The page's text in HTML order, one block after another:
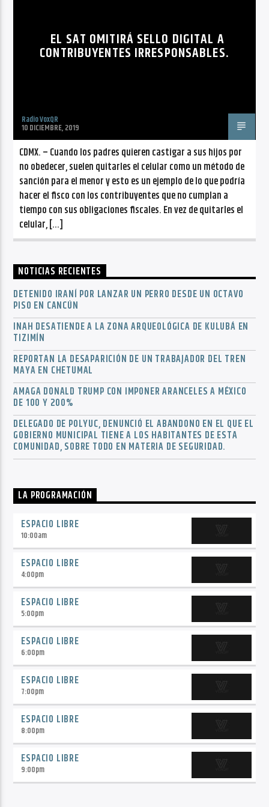
Radio VoxQR
EL SAT OMITIRÁ SELLO DIGITAL A
CONTRIBUYENTES IRRESPONSABLES.
Radio VoxQR
10 DICIEMBRE, 2019
CDMX. – Cuando los padres quieren castigar a sus hijos por
no obedecer, suelen quitarles el celular como un método de
sanción para el menor y esto es un ejemplo de lo que podría
hacer el fisco con los contribuyentes que no cumplan a
tiempo con sus obligaciones fiscales. En vez de quitarles el
celular, […]
NOTICIAS RECIENTES
DETENIDO IRANÍ POR LANZAR UN PERRO DESDE UN OCTAVO
PISO EN CANCÚN
INAH DESATIENDE A LA ZONA ARQUEOLÓGICA DE KULUBÁ EN
TIZIMÍN
REPORTAN LA DESAPARICIÓN DE UN TRABAJADOR DEL TREN
MAYA EN CHETUMAL
AMAGA DONALD TRUMP CON IMPONER ARANCELES A MÉXICO
DE 100 Y 200%
DELEGADO DE POLYUC, DENUNCIÓ EL ABANDONO EN EL QUE EL
GOBIERNO MUNICIPAL TIENE A LOS HABITANTES DE ESTA
COMUNIDAD, SOBRE TODO EN MATERIA DE SEGURIDAD.
LA PROGRAMACIÓN
ESPACIO LIBRE
10:00am
ESPACIO LIBRE
4:00pm
ESPACIO LIBRE
5:00pm
ESPACIO LIBRE
6:00pm
ESPACIO LIBRE
7:00pm
ESPACIO LIBRE
8:00pm
ESPACIO LIBRE
9:00pm